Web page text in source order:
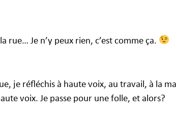
rue… Je n’y peux rien, c’est comme ça.
je réfléchis à haute voix, au travail, à la
voix. Je passe pour une folle, et alors?